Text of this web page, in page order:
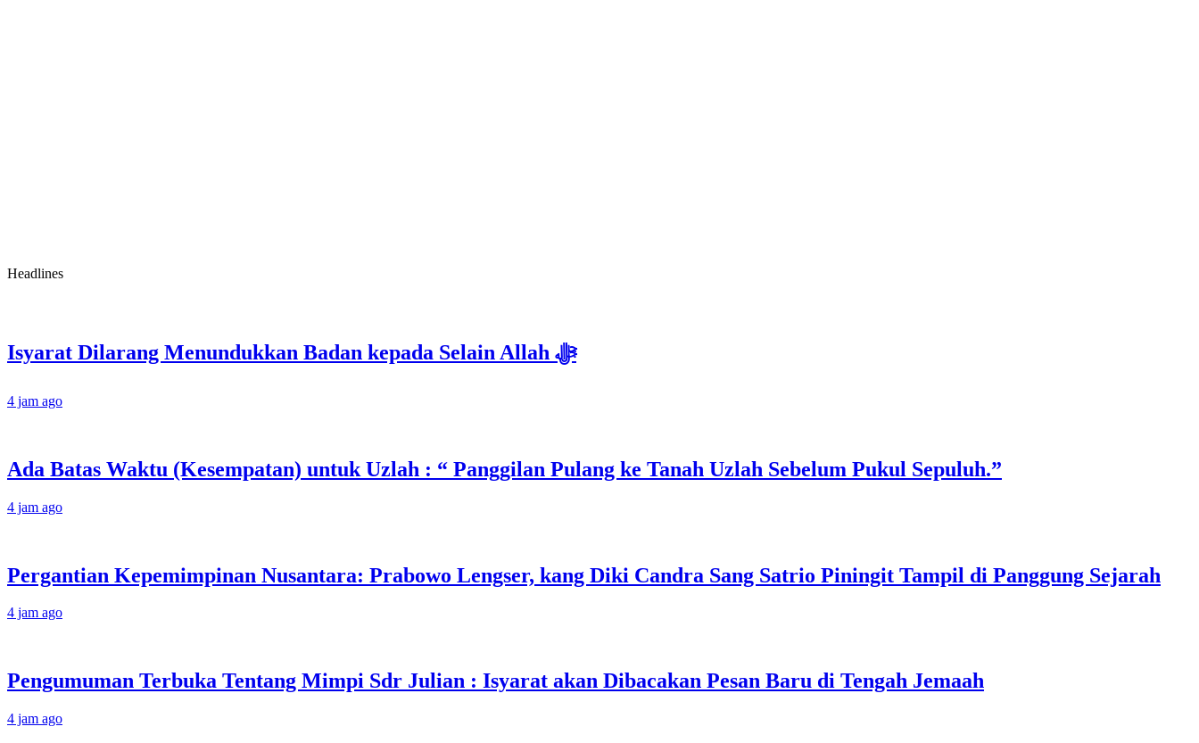
Headlines
Isyarat Dilarang Menundukkan Badan kepada Selain Allah ﷻ
4 jam ago
Ada Batas Waktu (Kesempatan) untuk Uzlah : “ Panggilan Pulang ke Tanah Uzlah Sebelum Pukul Sepuluh.”
4 jam ago
Pergantian Kepemimpinan Nusantara: Prabowo Lengser, kang Diki Candra Sang Satrio Piningit Tampil di Panggung Sejarah
4 jam ago
Pengumuman Terbuka Tentang Mimpi Sdr Julian : Isyarat akan Dibacakan Pesan Baru di Tengah Jemaah
4 jam ago